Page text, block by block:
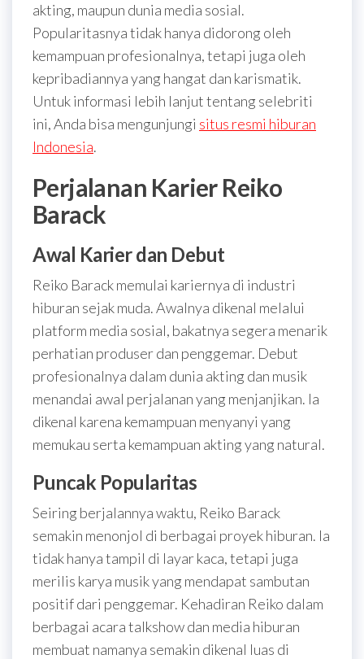
akting, maupun dunia media sosial.
Popularitasnya tidak hanya didorong oleh
kemampuan profesionalnya, tetapi juga oleh
kepribadiannya yang hangat dan karismatik.
Untuk informasi lebih lanjut tentang selebriti
ini, Anda bisa mengunjungi situs resmi hiburan
Indonesia.
Perjalanan Karier Reiko
Barack
Awal Karier dan Debut
Reiko Barack memulai kariernya di industri
hiburan sejak muda. Awalnya dikenal melalui
platform media sosial, bakatnya segera menarik
perhatian produser dan penggemar. Debut
profesionalnya dalam dunia akting dan musik
menandai awal perjalanan yang menjanjikan. Ia
dikenal karena kemampuan menyanyi yang
memukau serta kemampuan akting yang natural.
Puncak Popularitas
Seiring berjalannya waktu, Reiko Barack
semakin menonjol di berbagai proyek hiburan. Ia
tidak hanya tampil di layar kaca, tetapi juga
merilis karya musik yang mendapat sambutan
positif dari penggemar. Kehadiran Reiko dalam
berbagai acara talkshow dan media hiburan
membuat namanya semakin dikenal luas di